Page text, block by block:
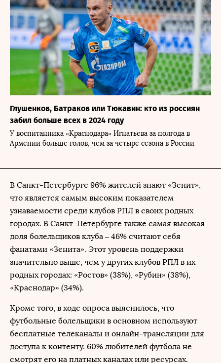
Глушенков, Батраков или Тюкавин: кто из россиян
забил больше всех в 2024 году
У воспитанника «Краснодара» Игнатьева за полгода в
Армении больше голов, чем за четыре сезона в России
В Санкт-Петербурге 96% жителей знают «Зенит»,
что является самым высоким показателем
узнаваемости среди клубов РПЛ в своих родных
городах. В Санкт-Петербурге также самая высокая
доля болельщиков клуба – 46% считают себя
фанатами «Зенита». Этот уровень поддержки
значительно выше, чем у других клубов РПЛ в их
родных городах: «Ростов» (38%), «Рубин» (38%),
«Краснодар» (34%).
Кроме того, в ходе опроса выяснилось, что
футбольные болельщики в основном используют
бесплатные телеканалы и онлайн-трансляции для
доступа к контенту. 60% любителей футбола не
смотрят его на платных каналах или ресурсах.